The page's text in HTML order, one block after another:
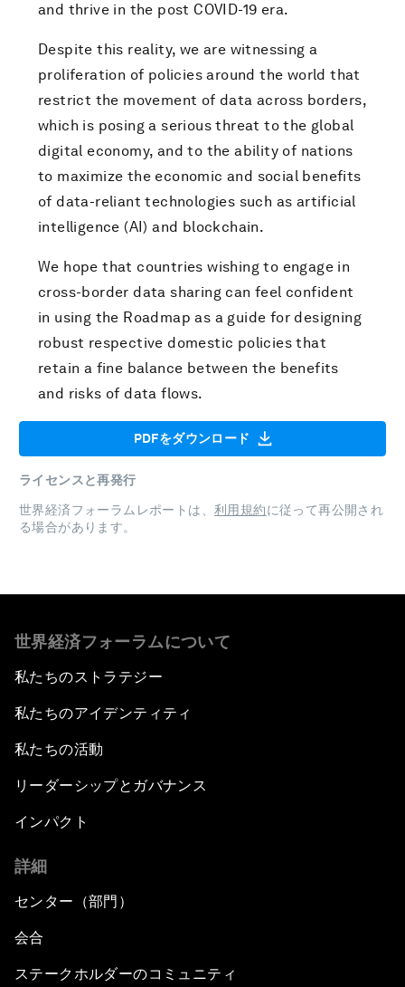
and thrive in the post COVID-19 era.
Despite this reality, we are witnessing a
proliferation of policies around the world that
restrict the movement of data across borders,
which is posing a serious threat to the global
digital economy, and to the ability of nations
to maximize the economic and social benefits
of data-reliant technologies such as artificial
intelligence (AI) and blockchain.
We hope that countries wishing to engage in
cross-border data sharing can feel confident
in using the Roadmap as a guide for designing
robust respective domestic policies that
retain a fine balance between the benefits
and risks of data flows.
PDFをダウンロード
ライセンスと再発行
世界経済フォーラムレポートは、 利用規約に従って再公開され
る場合があります。
世界経済フォーラムについて
私たちのストラテジー
私たちのアイデンティティ
私たちの活動
リーダーシップとガバナンス
インパクト
詳細
センター（部門）
会合
ステークホルダーのコミュニティ